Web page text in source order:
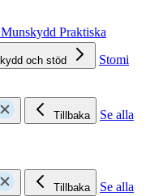
Munskydd Praktiska
och stöd
Stomi
Tillbaka
Se alla
Tillbaka
Se alla